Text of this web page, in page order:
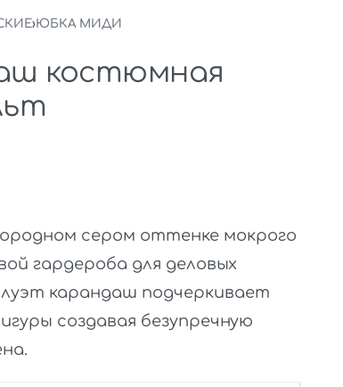
›ЮБКА МИДИ
костюмная
сером оттенке мокрого
гардероба для деловых
карандаш подчеркивает
создавая безупречную